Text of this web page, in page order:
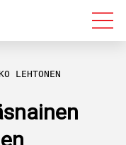
LEHTONEN